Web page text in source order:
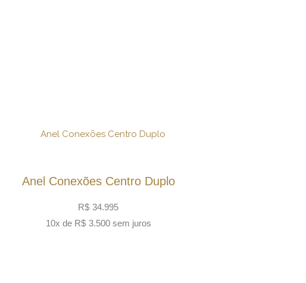
Anel Conexões Centro Duplo
R$ 34.995
10x de R$ 3.500 sem juros